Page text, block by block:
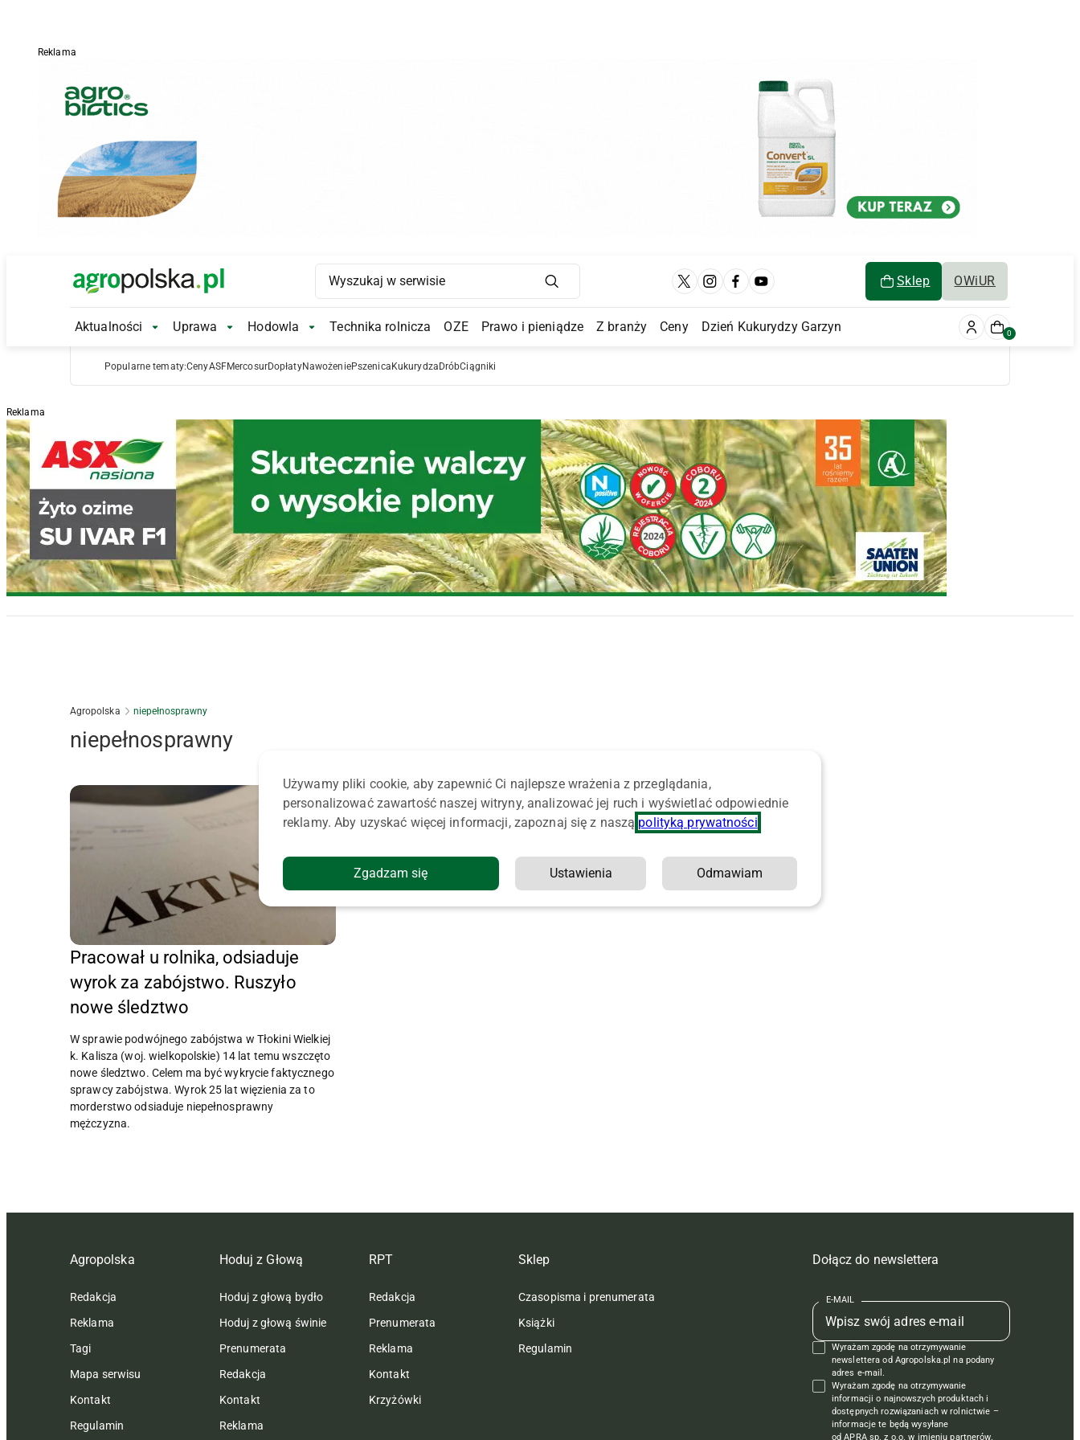
Reklama
Main Logo Sklep OWiUR
Main Navigation
Aktualności Aktualności Submenu
Uprawa Uprawa Submenu
Hodowla Hodowla Submenu
Technika rolnicza OZE Prawo i pieniądze Z branży Ceny Dzień Kukurydzy Garzyn 0
Popularne tematy:CenyASFMercosurDopłatyNawożeniePszenica Kukurydza DróbCiągniki
Reklama
Agropolska niepełnosprawny
niepełnosprawny
Pracował u rolnika, odsiaduje
wyrok za zabójstwo. Ruszyło
nowe śledztwo
W sprawie podwójnego zabójstwa w Tłokini Wielkiej
k. Kalisza (woj. wielkopolskie) 14 lat temu wszczęto
nowe śledztwo. Celem ma być wykrycie faktycznego
sprawcy zabójstwa. Wyrok 25 lat więzienia za to
morderstwo odsiaduje niepełnosprawny
mężczyzna.
Agropolska
Redakcja
Reklama
Tagi
Mapa serwisu
Kontakt
Regulamin
Hoduj z Głową
Hoduj z głową bydło
Hoduj z głową świnie
Prenumerata
Redakcja
Kontakt
Reklama
RPT
Redakcja
Prenumerata
Reklama
Kontakt
Krzyżówki
Sklep
Czasopisma i prenumerata
Książki
Regulamin
Dołącz do newslettera
E-MAIL
Wyrażam zgodę na otrzymywanie
newslettera od Agropolska.pl na podany
adres e-mail.
Wyrażam zgodę na otrzymywanie
informacji o najnowszych produktach i
dostępnych rozwiązaniach w rolnictwie –
informacje te będą wysyłane
od APRA sp. z o.o. w imieniu partnerów.
Używamy pliki cookie, aby zapewnić Ci najlepsze wrażenia z przeglądania,
personalizować zawartość naszej witryny, analizować jej ruch i wyświetlać odpowiednie
reklamy. Aby uzyskać więcej informacji, zapoznaj się z naszą polityką prywatności
Zgadzam się Ustawienia Odmawiam